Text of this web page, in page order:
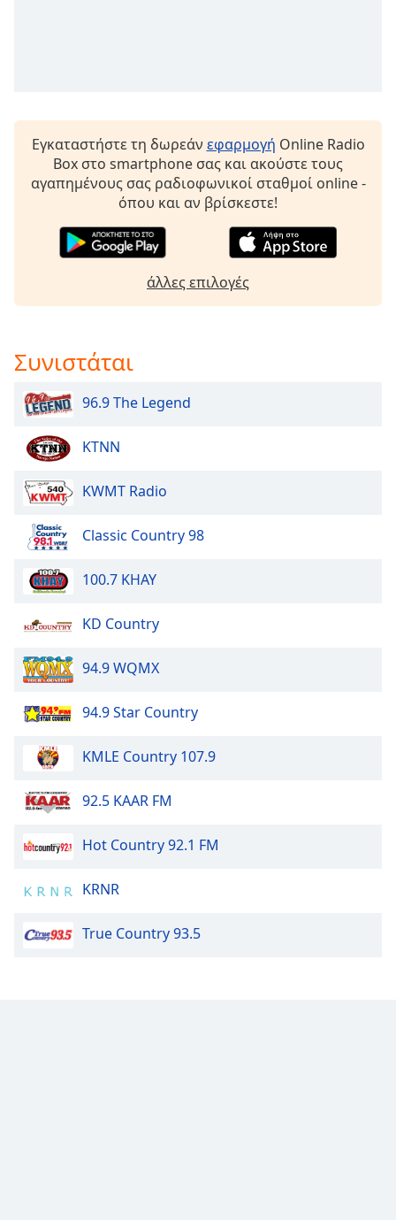
cancel
window.
Opacity
Text
Color
Opacity
Caption
Background
Font
Size
Family
Reset
Close
Εγκαταστήστε τη δωρεάν εφαρμογή Online Radio
Box στο smartphone σας και ακούστε τους
αγαπημένους σας ραδιοφωνικοί σταθμοί online -
όπου και αν βρίσκεστε!
άλλες επιλογές
Συνιστάται
96.9 The Legend
KTNN
KWMT Radio
Classic Country 98
100.7 KHAY
KD Country
94.9 WQMX
94.9 Star Country
KMLE Country 107.9
92.5 KAAR FM
Hot Country 92.1 FM
KRNR
True Country 93.5